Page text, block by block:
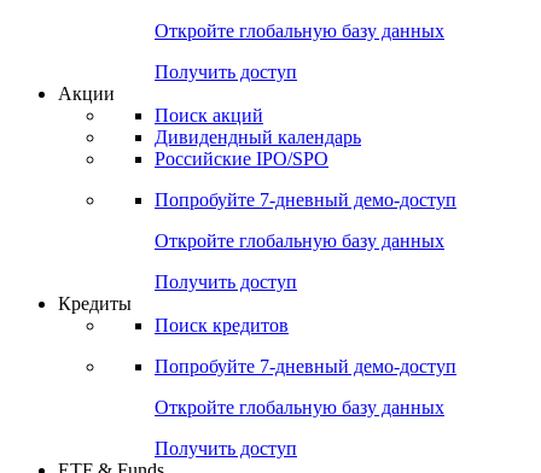
Опросы
Попробуйте7-дневный
Откройте глобальную базу данных
Получить доступ
Поиск акций
Российские IPO/SPO
Попробуйте7-дневный
Откройте глобальную базу данных
Получить доступ
Поиск кредитов
Попробуйте7-дневный